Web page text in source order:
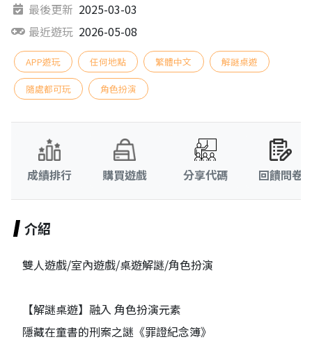
最後更新 2025-03-03
最近遊玩 2026-05-08
APP遊玩 任何地點 繁體中文 解謎桌遊
隨處都可玩 角色扮演
成績排行 購買遊戲 分享代碼 回饋問卷
介紹
雙人遊戲/室內遊戲/桌遊解謎/角色扮演
【解謎桌遊】融入 角色扮演元素
隱藏在童書的刑案之謎《罪證紀念簿》